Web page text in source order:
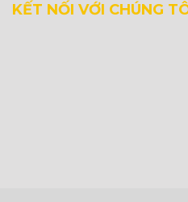
KẾT NỐI VỚI CHÚNG